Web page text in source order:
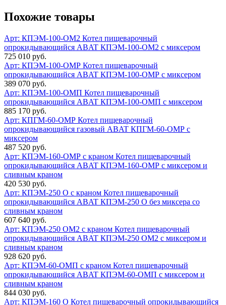
Похожие товары
Арт: КПЭМ-100-ОМ2 Котел пищеварочный
опрокидывающийся ABAT КПЭМ-100-ОМ2 с миксером
725 010 руб.
Арт: КПЭМ-100-ОМР Котел пищеварочный
опрокидывающийся ABAT КПЭМ-100-ОМР с миксером
389 070 руб.
Арт: КПЭМ-100-ОМП Котел пищеварочный
опрокидывающийся ABAT КПЭМ-100-ОМП с миксером
885 170 руб.
Арт: КПГМ-60-ОМР Котел пищеварочный
опрокидывающийся газовый ABAT КПГМ-60-ОМР с
миксером
487 520 руб.
Арт: КПЭМ-160-ОМР с краном Котел пищеварочный
опрокидывающийся ABAT КПЭМ-160-ОМР с миксером и
сливным краном
420 530 руб.
Арт: КПЭМ-250 О с краном Котел пищеварочный
опрокидывающийся ABAT КПЭМ-250 О без миксера со
сливным краном
607 640 руб.
Арт: КПЭМ-250 ОМ2 с краном Котел пищеварочный
опрокидывающийся ABAT КПЭМ-250 ОМ2 с миксером и
сливным краном
928 620 руб.
Арт: КПЭМ-60-ОМП с краном Котел пищеварочный
опрокидывающийся ABAT КПЭМ-60-ОМП с миксером и
сливным краном
844 030 руб.
Арт: КПЭМ-160 О Котел пищеварочный опрокидывающийся